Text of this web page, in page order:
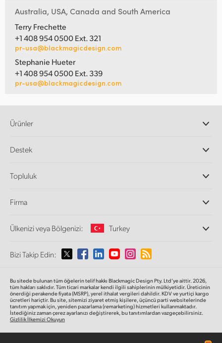
Australia, USA, Canada and South America
Terry Frechette
+1 408 954 0500 Ext. 321
pr-usa@blackmagicdesign.com
Stephanie Hueter
+1 408 954 0500 Ext. 339
pr-usa@blackmagicdesign.com
Ürünler
DaVinci Resolve ve Fusion Yazılımı
Ultimatte
Kayıt ve Oynatım
Video Format Çevirici
Ağ Depolama
Yönlendirici ve Dağıtıcılar
Yayın ve kodlama
Destek
Destek Merkezi
Topluluk
Firma
Hakkımızda
Medya
Ülkenizi veya Bölgenizi: Turkey
Lütfen Ülkenizi veya Bölgenizi Seçiniz
Australia
Austria
Bizi Takip Edin:
Bu sitede bulunan tüm öğelerin telif hakkı Blackmagic Design Pty. Ltd’ye aittir. 2026,
tüm hakları saklıdır. Tüm ticari markalar kendi ilgili sahiplerinin mülkiyetidir. Üreticinin
önerdiği perakende fiyata (MSRP), yerel ithalat vergileri dahildir. KDV ve yurtiçi kargo
ücretleri hariçtir. Bu site, sitemizi ziyaret etmiş kişilere, üçüncü parti websitelerinde
tanıtım yapmak için, yeniden pazarlama (remarketing) hizmetleri kullanmaktadır.
İstediğiniz zaman çerez ayarlanızı değiştirerek, bu tanıtımlardan vazgeçebilirsiniz.
Gizlilik İlkemizi Okuyun